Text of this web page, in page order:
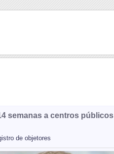
semanas a centros públicos
de objetores